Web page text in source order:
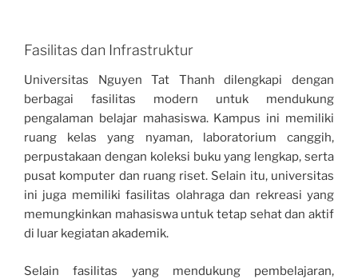
Fasilitas dan Infrastruktur
Universitas Nguyen Tat Thanh dilengkapi dengan
berbagai fasilitas modern untuk mendukung
pengalaman belajar mahasiswa. Kampus ini memiliki
ruang kelas yang nyaman, laboratorium canggih,
perpustakaan dengan koleksi buku yang lengkap, serta
pusat komputer dan ruang riset. Selain itu, universitas
ini juga memiliki fasilitas olahraga dan rekreasi yang
memungkinkan mahasiswa untuk tetap sehat dan aktif
di luar kegiatan akademik.
Selain fasilitas yang mendukung pembelajaran,